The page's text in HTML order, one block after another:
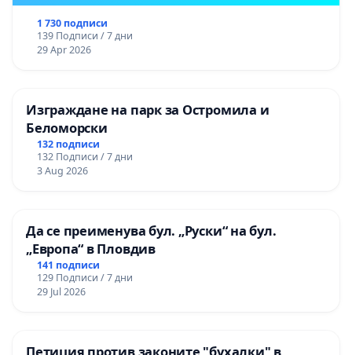
1 730 подписи
139 Подписи / 7 дни
29 Apr 2026
Изграждане на парк за Остромила и
Беломорски
132 подписи
132 Подписи / 7 дни
3 Aug 2026
Да се преименува бул. „Руски“ на бул.
„Европа“ в Пловдив
141 подписи
129 Подписи / 7 дни
29 Jul 2026